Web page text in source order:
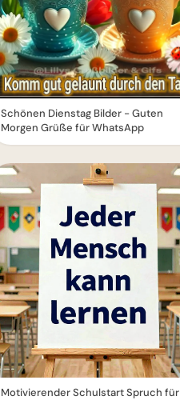
Schönen Dienstag Bilder - Guten
Morgen Grüße für WhatsApp
Motivierender Schulstart Spruch für